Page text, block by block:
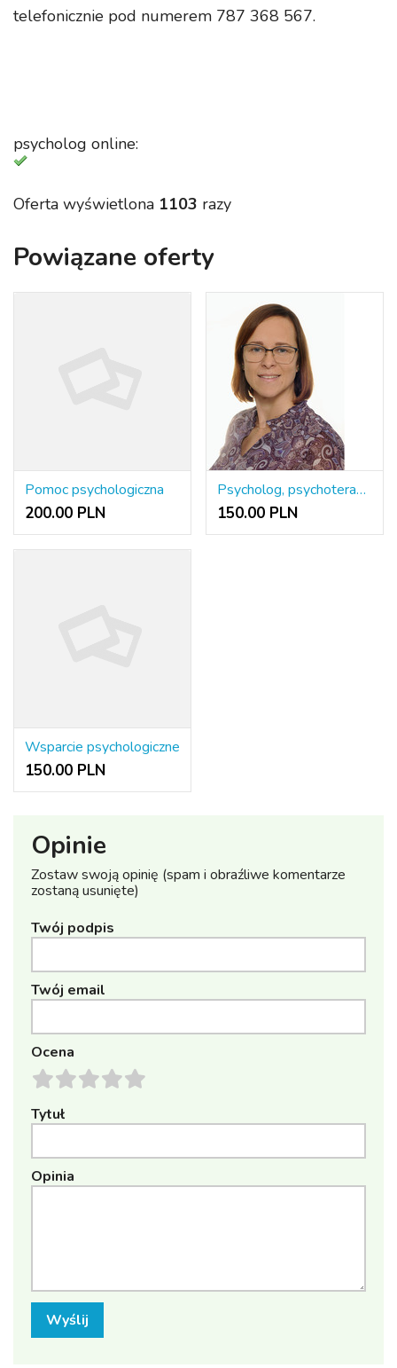
telefonicznie pod numerem 787 368 567.
psycholog online:
Oferta wyświetlona 1103 razy
Powiązane oferty
Pomoc psychologiczna
200.00 PLN
Psycholog, psychoterapeuta Bernadetta Smolnik
150.00 PLN
Wsparcie psychologiczne
150.00 PLN
Opinie
Zostaw swoją opinię (spam i obraźliwe komentarze
zostaną usunięte)
Twój podpis
Twój email
Ocena
Tytuł
Opinia
Wyślij